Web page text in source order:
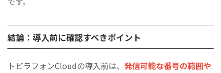
結論：導入前に確認すべきポイント
トビラフォンCloudの導入前は、 発信可能な番号の範囲や